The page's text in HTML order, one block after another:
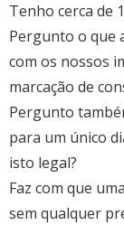
Tenho cerca de
Pergunto o que
com os nossos
marcação de
Pergunto
para um único
isto legal?
Faz com que
sem qualquer